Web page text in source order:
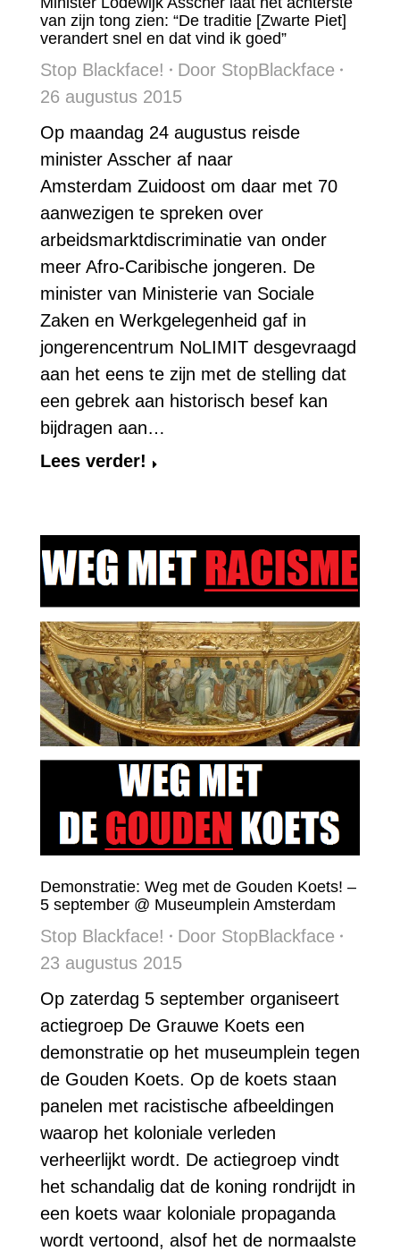
van zijn tong zien: “De traditie [Zwarte Piet]
verandert snel en dat vind ik goed”
Stop Blackface! Door StopBlackface
26 augustus 2015
Op maandag 24 augustus reisde
minister Asscher af naar
Amsterdam Zuidoost om daar met 70
aanwezigen te spreken over
arbeidsmarktdiscriminatie van onder
meer Afro-Caribische jongeren. De
minister van Ministerie van Sociale
Zaken en Werkgelegenheid gaf in
jongerencentrum NoLIMIT desgevraagd
aan het eens te zijn met de stelling dat
een gebrek aan historisch besef kan
bijdragen aan…
Lees verder!
Demonstratie: Weg met de Gouden Koets! –
5 september @ Museumplein Amsterdam
Stop Blackface! Door StopBlackface
23 augustus 2015
Op zaterdag 5 september organiseert
actiegroep De Grauwe Koets een
demonstratie op het museumplein tegen
de Gouden Koets. Op de koets staan
panelen met racistische afbeeldingen
waarop het koloniale verleden
verheerlijkt wordt. De actiegroep vindt
het schandalig dat de koning rondrijdt in
een koets waar koloniale propaganda
wordt vertoond, alsof het de normaalste